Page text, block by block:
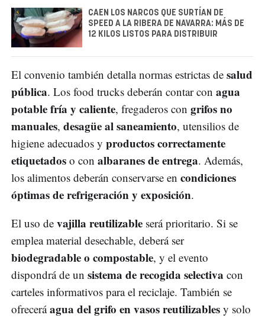
CAEN LOS NARCOS QUE SURTÍAN DE
SPEED A LA RIBERA DE NAVARRA: MÁS DE
12 KILOS LISTOS PARA DISTRIBUIR
El convenio también detalla normas estrictas de salud
pública. Los food trucks deberán contar con agua
potable fría y caliente, fregaderos con grifos no
manuales, desagüe al saneamiento, utensilios de
higiene adecuados y productos correctamente
etiquetados o con albaranes de entrega. Además,
los alimentos deberán conservarse en condiciones
óptimas de refrigeración y exposición.
El uso de vajilla reutilizable será prioritario. Si se
emplea material desechable, deberá ser
biodegradable o compostable, y el evento
dispondrá de un sistema de recogida selectiva con
carteles informativos para el reciclaje. También se
ofreceráagua del grifo en vasos reutilizables y solo